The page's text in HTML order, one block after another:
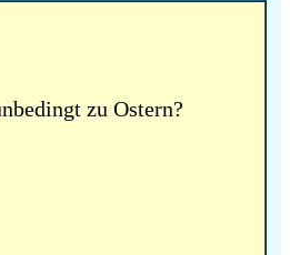
zu Ostern?